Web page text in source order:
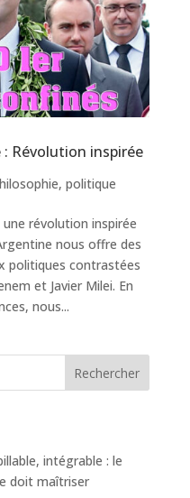
Révolution inspirée
, politique
révolution inspirée
nous offre des
politiques contrastées
et Javier Milei. En
nous...
Rechercher
intégrable : le
doit maîtriser